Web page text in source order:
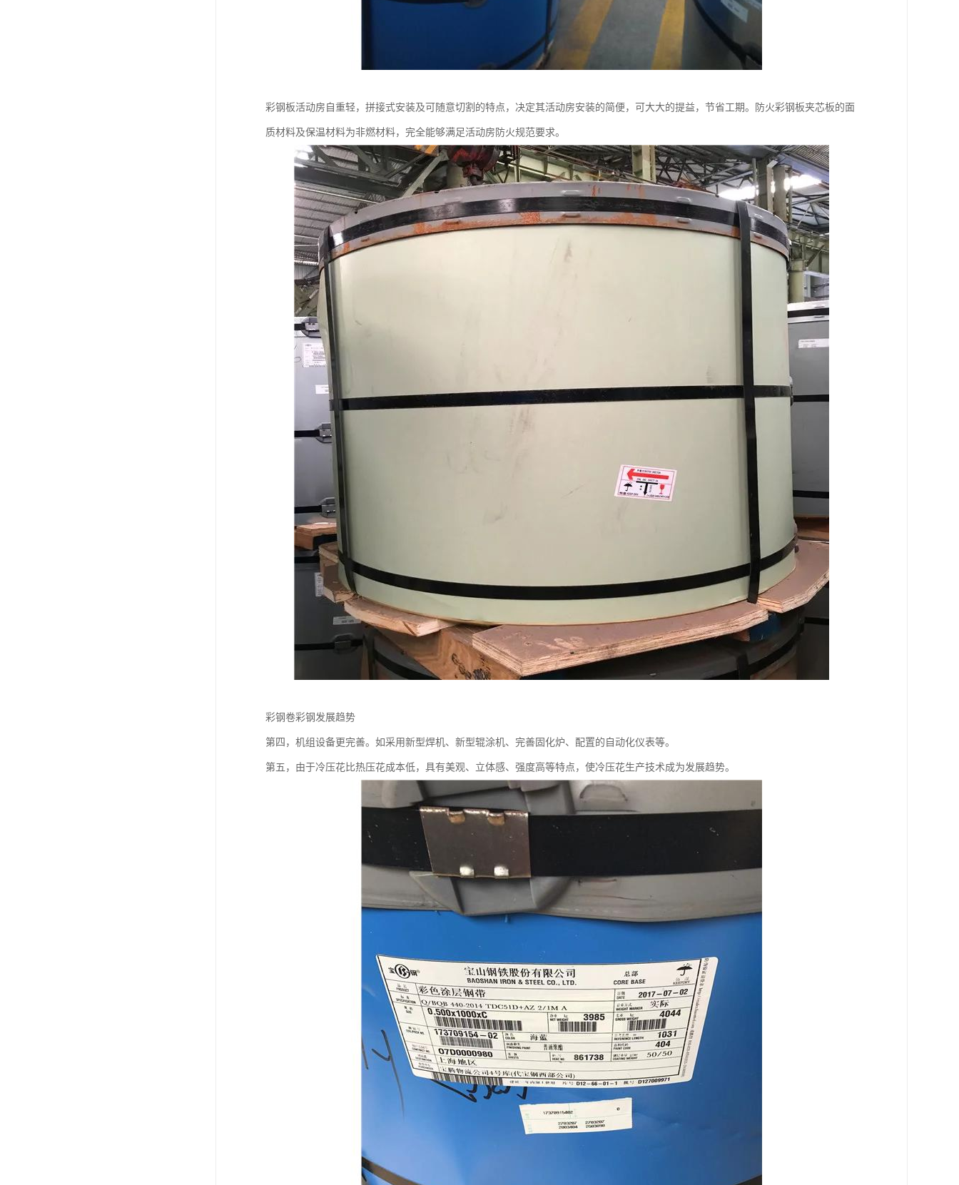
彩钢板活动房自重轻，拼接式安装及可随意切割的特点，决定其活动房安装的简便，可大大的提益，节省工期。防火彩钢板夹芯板的面
质材料及保温材料为非燃材料，完全能够满足活动房防火规范要求。
彩钢卷彩钢发展趋势
第四，机组设备更完善。如采用新型焊机、新型辊涂机、完善固化炉、配置的自动化仪表等。
第五，由于冷压花比热压花成本低，具有美观、立体感、强度高等特点，使冷压花生产技术成为发展趋势。